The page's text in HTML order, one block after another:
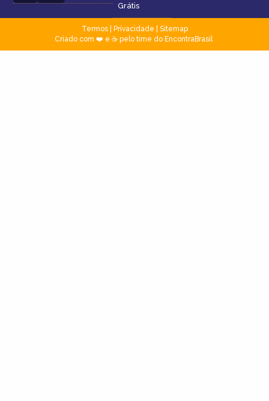
Grátis
Termos| Privacidade
Sitemap
Criado com ❤️ e ☕ pelo time do EncontraBrasil